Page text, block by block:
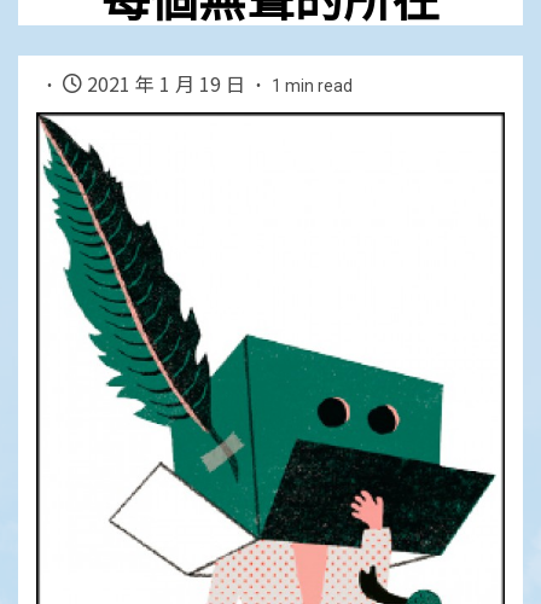
2021 年 1 月 19 日 1 min read